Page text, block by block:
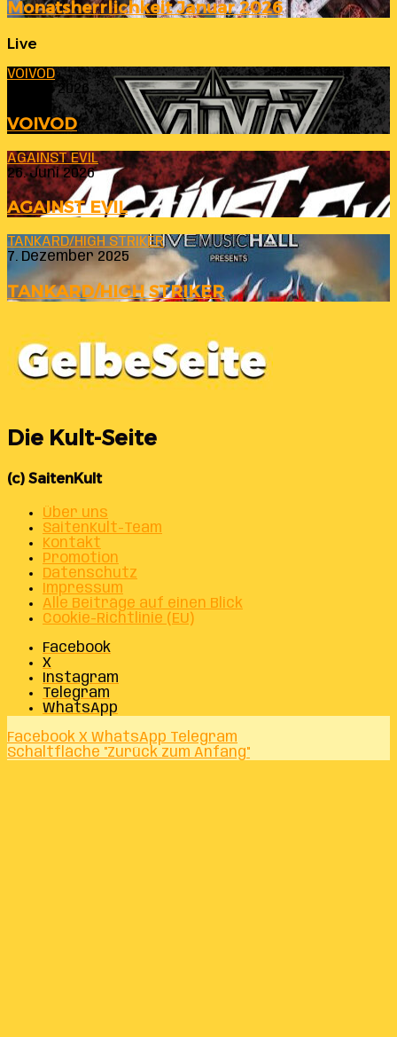
Monatsherrlichkeit Januar 2026
Live
VOIVOD
23. Juli 2026
VOIVOD
AGAINST EVIL
26. Juni 2026
AGAINST EVIL
TANKARD/HIGH STRIKER
7. Dezember 2025
TANKARD/HIGH STRIKER
Die Kult-Seite
(c) SaitenKult
Über uns
SaitenKult-Team
Kontakt
Promotion
Datenschutz
Impressum
Alle Beiträge auf einen Blick
Cookie-Richtlinie (EU)
Facebook
X
Instagram
Telegram
WhatsApp
Facebook X WhatsApp Telegram
Schaltfläche "Zurück zum Anfang"